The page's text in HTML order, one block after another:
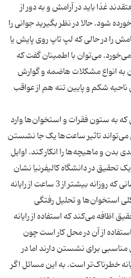
غذا باید در آرامش و به دور از
شود. حالا در نظر بگیرید جوانی را
را در حالی که لپ تاپ روی پایش یا
می‌توان با اطمینان گفت که
به انواع مشکلات هاضمه و گوارش
شکم و پایین تنه هم از عواقب
که به ستون فقرات و استخوان‌ها وارد
تاثیر ساعت‌ها یک جا نشستن
بدن و ماهیچه‌ها را انکار کند. اوایل
تحقیق در دانشگاه کالیفرنیا نشان
داد که بیش از 80 درصد کسانی که روزانه بیشتر از 3 ساعت از رایانه
استخوان‌ها و تحلیل رفتگی
اظافه می‌کند که استفاده از رایانه
استفاده از آن در محل کار است چون
مناسبی برای نشستن دارند اما در
خطرناک‌تر است. به این مسائل اگر